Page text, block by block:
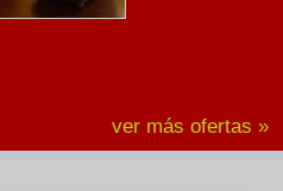
ver más ofertas »